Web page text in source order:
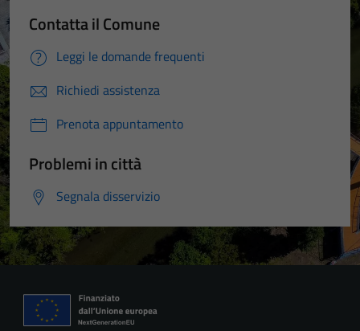
Contatta il Comune
Leggi le domande frequenti
Richiedi assistenza
Prenota appuntamento
Problemi in città
Segnala disservizio